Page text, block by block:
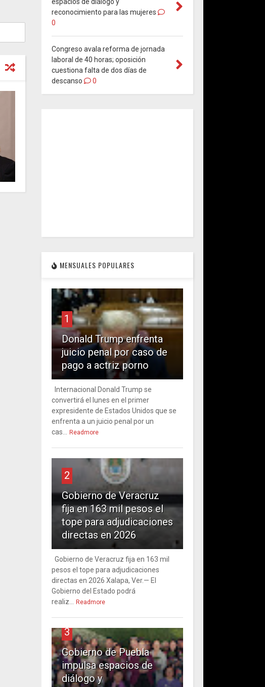
reconocimiento para las mujeres
0
Congreso avala reforma de jornada
laboral de 40 horas; oposición
cuestiona falta de dos días de
descanso
0
MENSUALES POPULARES
1
Donald Trump enfrenta
juicio penal por caso de
pago a actriz porno
Internacional Donald Trump se
convertirá el lunes en el primer
expresidente de Estados Unidos que se
enfrenta a un juicio penal por un
cas...
Readmore
2
Gobierno de Veracruz
fija en 163 mil pesos el
tope para adjudicaciones
directas en 2026
Gobierno de Veracruz fija en 163 mil
pesos el tope para adjudicaciones
directas en 2026 Xalapa, Ver.— El
Gobierno del Estado podrá
realiz...
Readmore
3
Gobierno de Puebla
impulsa espacios de
diálogo y